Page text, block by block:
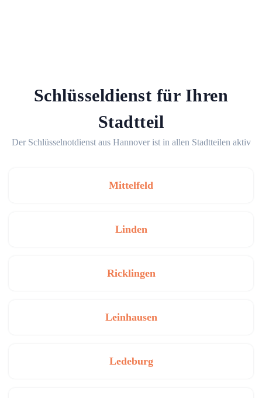
Schlüsseldienst für Ihren
Stadtteil
Der Schlüsselnotdienst aus Hannover ist in allen Stadtteilen aktiv
Mittelfeld
Linden
Ricklingen
Leinhausen
Ledeburg